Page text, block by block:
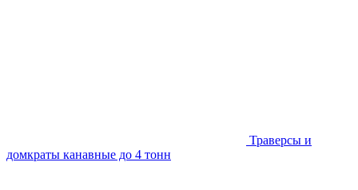
Траверсы и
домкраты канавные до 4 тонн